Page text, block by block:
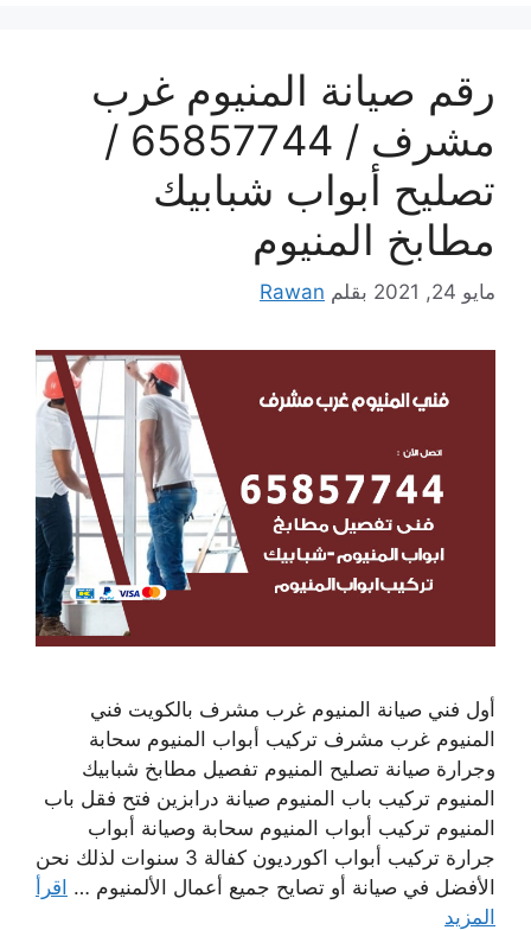
رقم صيانة المنيوم غرب
مشرف / 65857744 /
تصليح أبواب شبابيك
مطابخ المنيوم
مايو 24, 2021 بقلم Rawan
أول فني صيانة المنيوم غرب مشرف بالكويت فني
المنيوم غرب مشرف تركيب أبواب المنيوم سحابة
وجرارة صيانة تصليح المنيوم تفصيل مطابخ شبابيك
المنيوم تركيب باب المنيوم صيانة درابزين فتح فقل باب
المنيوم تركيب أبواب المنيوم سحابة وصيانة أبواب
جرارة تركيب أبواب اكورديون كفالة 3 سنوات لذلك نحن
الأفضل في صيانة أو تصايح جميع أعمال الألمنيوم … اقرأ
المزيد